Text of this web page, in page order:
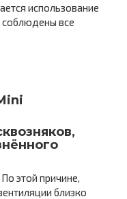
использование
соблюдены все
этой причине,
близко